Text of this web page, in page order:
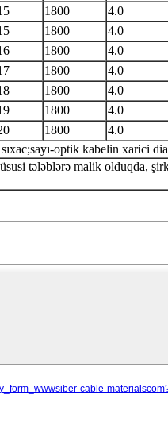
1800 4.0
1800 4.0
1800 4.0
1800 4.0
1800 4.0
1800 4.0
1800 4.0
optik kabelin xarici
tələblərə malik olduqda,